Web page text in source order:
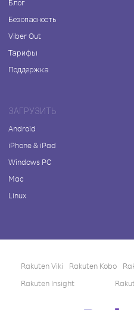
Блог
Безопасность
Viber Out
Тарифы
Поддержка
ЗАГРУЗИТЬ
Android
iPhone & iPad
Windows PC
Mac
Linux
Rakuten Viki Rakuten Kobo
Rakuten Insight